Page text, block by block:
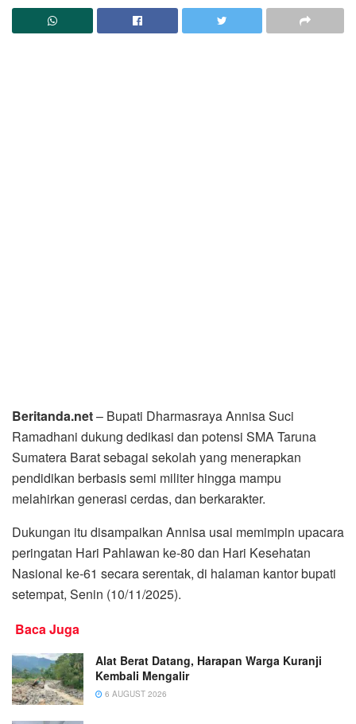
Beritanda.net– Bupati Dharmasraya Annisa Suci
Ramadhani dukung dedikasi dan potensi SMA Taruna
Sumatera Barat sebagai sekolah yang menerapkan
pendidikan berbasis semi militer hingga mampu
melahirkan generasi cerdas, dan berkarakter.
Dukungan itu disampaikan Annisa usai memimpin upacara
peringatan Hari Pahlawan ke-80 dan Hari Kesehatan
Nasional ke-61 secara serentak, di halaman kantor bupati
setempat, Senin (10/11/2025).
Baca Juga
Alat Berat Datang, Harapan Warga Kuranji
Kembali Mengalir
6 AUGUST 2026